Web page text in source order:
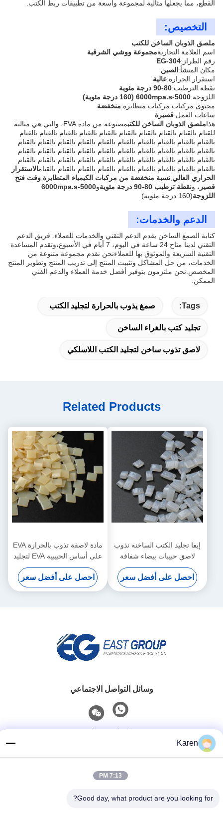
القطع، مما يجعلها مثالية لمجموعة واسعة من تطبيقات ربط الكتب.
التخصيص:
ملصق الذوبان الساخن للكتب
اسم العلامة التجاريةمجموعة ووشي الشرقية
رقم الطراز: EG-304
مكان المنشأ:الصين
استقرار الحرارة:عالية
نقطة الترطيب:80-90 درجة مئوية
اللزوجة:5000-6000mpa.s (160 درجة مئوية)
محتوى مركبات مركبات متطايرة:منخفضة
ساعات العمل: قصيرة
هذاملصق الذوبان الساخن للكتب
مصنوعة من مادة EVA، والتي هي مثالية
للقيام بالقيام بالقيام بالقيام بالقيام بالقيام بالقيام بالقيام بالقيام بالقيام
بالقيام بالقيام بالقيام بالقيام بالقيام بالقيام بالقيام بالقيام بالقيام بالقيام
بالقيام بالقيام بالقيام بالقيام بالقيام بالقيام بالقيام بالقيام بالقيام بالقيام
بالقيام بالقيام بالقيام بالقيام بالقيام بالقيام بالقيام بالقيام بالقيام بالقيام
بالقيام بالقيام بالقيام بالقيام بالقيام بالقيام بالقيام بالقيام بالقيامالاستقرار
الحراري العالي نسبة منخفضة من مركبات الكيمياء المتطايرة ,وقت فتح
قصير، و نقطة ترطيب 80-90 درجة مئوية و
5000-6000mpa.s
اللزوجة(160 درجة مئوية)
الدعم والخدمات:
كتابة الصمغ الساخن يقدم الدعم التقني والخدمات للعملاء. فريق الدعم
التقني لدينا متاح 24 ساعة في اليوم، 7 أيام في الأسبوع،وتقدم المساعدة
التقنية السريعة والموثوق بها للعملاءنحن نقدم مجموعة متنوعة من
الخدمات، من حل المشاكل وتثبيت المنتج إلى تدريب المنتج وتطوير المنتج
المخصص.نحن ملتزمون بتوفير أفضل خدمة العملاء والدعم الفني
الممكن.
Tags: صمغ يذوب بالحرارة لتجليد الكتب
تجليد كتب بالغراء الساخن
لاصق تذوب ساخن لتجليد الكتب اللاسلكي
Related Products
إيفا تجليد الكتب الساخنه نذوب
لاصق حبيبات بيضاء شفافة
احصل على أفضل سعر
مادة لاصقة تذوب بالحرارة EVA
على أساس الحبيبية EVA لتجليد
الكتب
احصل على أفضل سعر
وسائل التواصل الاجتماعي
تيل
karenyang@wxszzd.com
Karen
7:13 PM
Good day, what product are you looking for?